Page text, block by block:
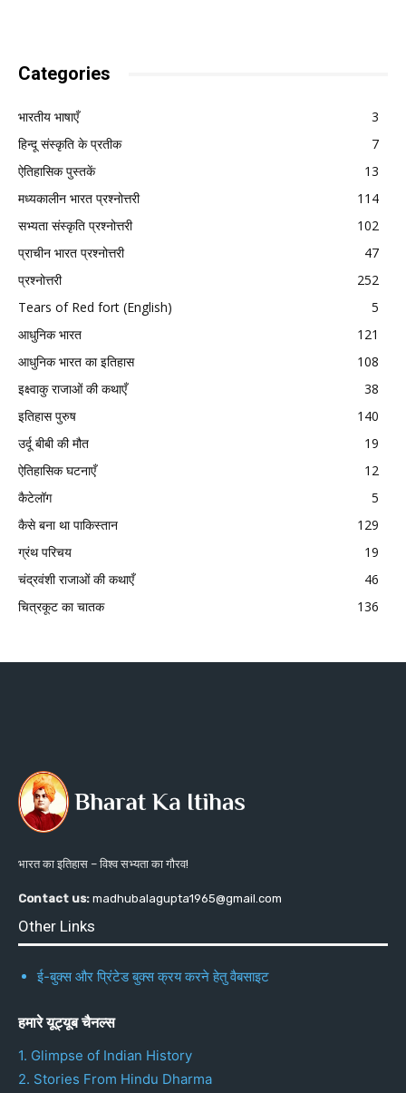
Categories
भारतीय भाषाएँ
3
हिन्दू संस्कृति के प्रतीक
7
ऐतिहासिक पुस्तकें
13
मध्यकालीन भारत प्रश्नोत्तरी
114
सभ्यता संस्कृति प्रश्नोत्तरी
102
प्राचीन भारत प्रश्नोत्तरी
47
प्रश्नोत्तरी
252
Tears of Red fort (English)
5
आधुनिक भारत
121
आधुनिक भारत का इतिहास
108
इक्ष्वाकु राजाओं की कथाएँ
38
इतिहास पुरुष
140
उर्दू बीबी की मौत
19
ऐतिहासिक घटनाएँ
12
कैटेलॉग
5
कैसे बना था पाकिस्तान
129
ग्रंथ परिचय
19
चंद्रवंशी राजाओं की कथाएँ
46
चित्रकूट का चातक
136
भारत का इतिहास – विश्व सभ्यता का गौरव!
Contact us: madhubalagupta1965@gmail.com
Other Links
ई-बुक्स और प्रिंटेड बुक्स क्रय करने हेतु वैबसाइट
हमारे यूट्यूब चैनल्स
1. Glimpse of Indian History
2. Stories From Hindu Dharma